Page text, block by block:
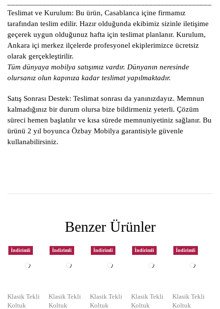
Teslimat ve Kurulum: Bu ürün, Casablanca içine firmamız
tarafından teslim edilir. Hazır olduğunda ekibimiz sizinle iletişime
geçerek uygun olduğunuz hafta için teslimat planlanır. Kurulum,
Ankara içi merkez ilçelerde profesyonel ekiplerimizce ücretsiz
olarak gerçekleştirilir.
Tüm dünyaya mobilya satışımız vardır. Dünyanın neresinde
olursanız olun kapınıza kadar teslimat yapılmaktadır.
Satış Sonrası Destek: Teslimat sonrası da yanınızdayız. Memnun
kalmadığınız bir durum olursa bize bildirmeniz yeterli. Çözüm
süreci hemen başlatılır ve kısa sürede memnuniyetiniz sağlanır. Bu
ürünü 2 yıl boyunca Özbay Mobilya garantisiyle güvenle
kullanabilirsiniz.
Benzer Ürünler
İndirimli
Klasik Tekli
Koltuk
İndirimli
Klasik Tekli
Koltuk
İndirimli
Klasik Tekli
Koltuk
İndirimli
Klasik Tekli
Koltuk
İndirimli
Klasik Tekli
Koltuk